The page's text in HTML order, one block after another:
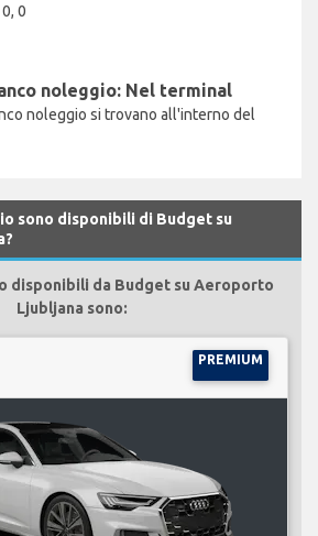
0
noleggio: Nel terminal
noleggio si trovano all'interno del
sono disponibili di Budget su
disponibili da Budget su Aeroporto
Ljubljana sono:
PREMIUM